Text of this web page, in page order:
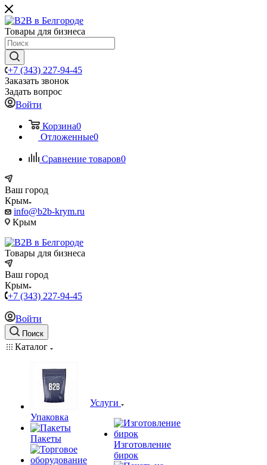
Товары для бизнеса
+7 (343) 227-94-45
Заказать звонок
Задать вопрос
Войти
Корзина0
Отложенные0
Сравнение товаров0
Ваш город
Крым
info@b2b-krym.ru
Крым
Товары для бизнеса
Ваш город
Крым
+7 (343) 227-94-45
Войти
Поиск
Каталог
Упаковка
Пакеты
Услуги
Изготовление
бирок